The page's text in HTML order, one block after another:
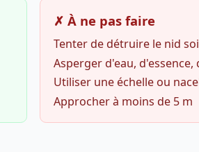
✗ À ne pas faire
Tenter de détruire le nid
Asperger d'eau, d'essence,
Utiliser une échelle ou
Approcher à moins de 5 m